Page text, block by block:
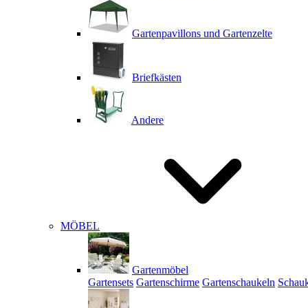
Gartenpavillons und Gartenzelte
Briefkästen
Andere
MÖBEL
Gartenmöbel
Gartensets Gartenschirme Gartenschaukeln